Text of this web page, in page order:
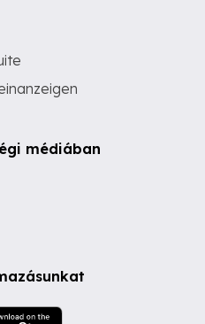
médiában